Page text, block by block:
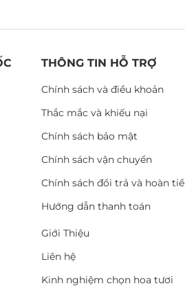
THÔNG TIN HỖ TRỢ
Chính sách và điều khoản
Thắc mắc và khiếu nại
Chính sách bảo mật
Chính sách vận chuyển
Chính sách đổi trả và hoàn
Hướng dẫn thanh toán
Giới Thiệu
Liên hệ
Kinh nghiệm chọn hoa tươi